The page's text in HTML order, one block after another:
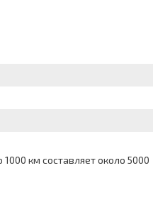
км составляет около 5000